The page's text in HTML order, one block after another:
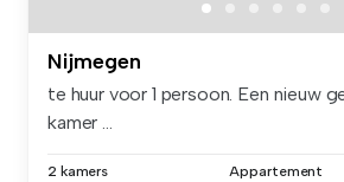
Nijmegen
te huur voor 1 persoon. Een nieuw
kamer ...
2 kamers Appartement